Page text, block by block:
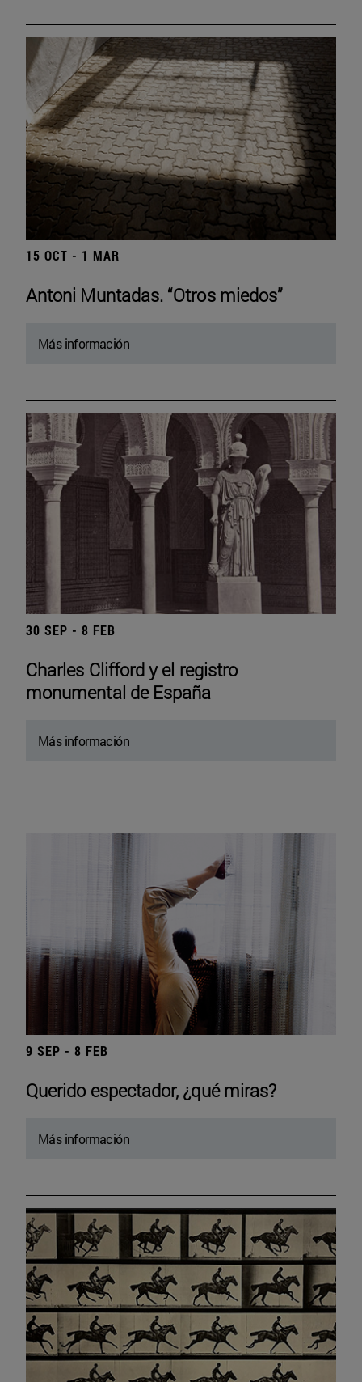
15 OCT - 1 MAR
Antoni Muntadas. “Otros miedos”
Más información
30 SEP - 8 FEB
Charles Clifford y el registro
monumental de España
Más información
9 SEP - 8 FEB
Querido espectador, ¿qué miras?
Más información